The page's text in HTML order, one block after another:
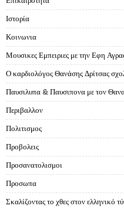
Ιστορία
Κοινωνια
Μουσικες Εμπειριες με την Εφη
Ο καρδιολόγος Θανάσης Δρίτσας
Παυσιλυπα & Παυσιπονα με τον
Περιβαλλον
Πολιτισμος
Προβολεις
Προσανατολισμοι
Προσωπα
Σκαλίζοντας το χθες στον ελληνικό